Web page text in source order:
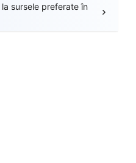
la sursele preferate în